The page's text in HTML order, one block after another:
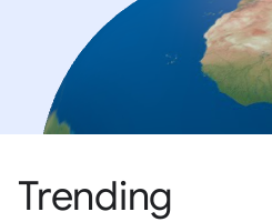
Trending